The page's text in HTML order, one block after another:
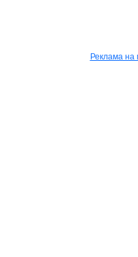
Реклама на